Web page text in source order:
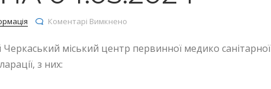
Коментарі Вимкнено
міський центр первинної медико санітарної
з них: